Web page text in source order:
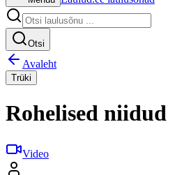
Otsi
Avaleht
Trüki
Rohelised niidud
Video